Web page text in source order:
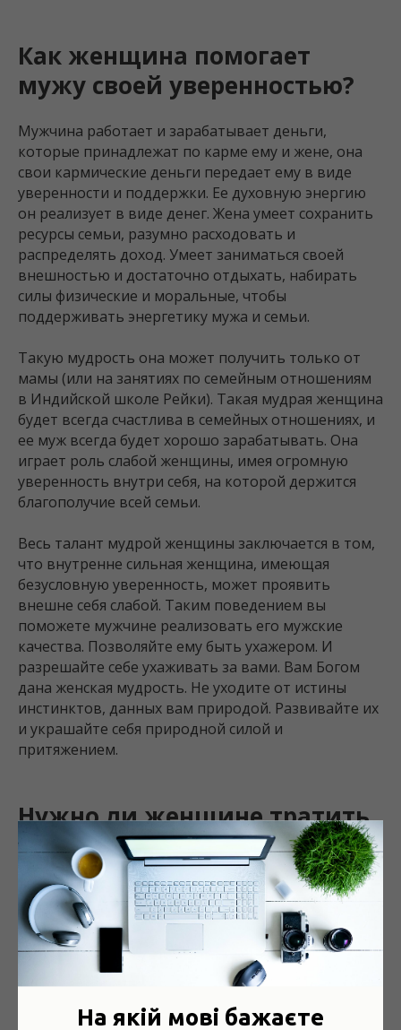
Как женщина помогает
мужу своей уверенностью?
Мужчина работает и зарабатывает деньги,
которые принадлежат по карме ему и жене, она
свои кармические деньги передает ему в виде
уверенности и поддержки. Ее духовную энергию
он реализует в виде денег. Жена умеет сохранить
ресурсы семьи, разумно расходовать и
распределять доход. Умеет заниматься своей
внешностью и достаточно отдыхать, набирать
силы физические и моральные, чтобы
поддерживать энергетику мужа и семьи.
Такую мудрость она может получить только от
мамы (или на занятиях по семейным отношениям
в Индийской школе Рейки). Такая мудрая женщина
будет всегда счастлива в семейных отношениях, и
ее муж всегда будет хорошо зарабатывать. Она
играет роль слабой женщины, имея огромную
уверенность внутри себя, на которой держится
благополучие всей семьи.
Весь талант мудрой женщины заключается в том,
что внутренне сильная женщина, имеющая
безусловную уверенность, может проявить
внешне себя слабой. Таким поведением вы
поможете мужчине реализовать его мужские
качества. Позволяйте ему быть ухажером. И
разрешайте себе ухаживать за вами. Вам Богом
дана женская мудрость. Не уходите от истины
инстинктов, данных вам природой. Развивайте их
и украшайте себя природной силой и
притяжением.
Нужно ли женщине тратить
деньга на уход за собой?
Миллионы долларов ежегодно тратятся на уход за
телом и поддержания его красоты, чтобы
женщина чувствовала себя уверенной.
Я вам советую не жалеть денег на восстановление
Поскольку неуверенная женщина поглощает всю
На якій мові бажаєте